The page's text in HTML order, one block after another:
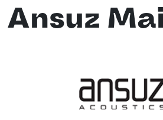
Ansuz